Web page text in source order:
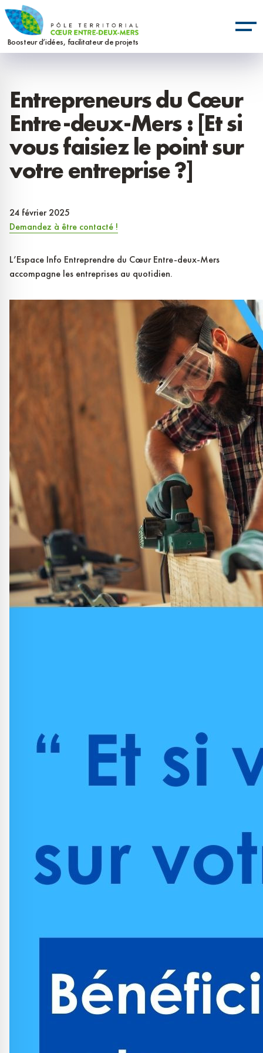
Aller
au
contenu
Boosteur d’idées, facilitateur de projets
Entrepreneurs du Cœur
Entre-deux-Mers : [Et si
vous faisiez le point sur
votre entreprise ?]
24 février 2025
Demandez à être contacté !
L’Espace Info Entreprendre du Cœur Entre-deux-Mers
accompagne les entreprises au quotidien.
Panneau de gestion des cookies